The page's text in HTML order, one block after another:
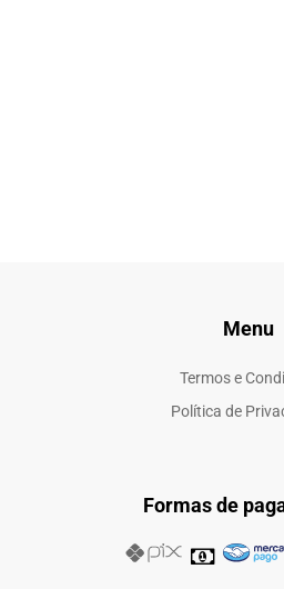
Menu
Termos e
Política de
Formas de